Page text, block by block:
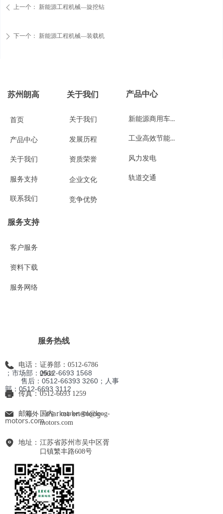
ꄴ 上一个： 新能源工程机械—旋挖钻
ꄲ 下一个： 新能源工程机械—装载机
首页
产品中心
关于我们
服务支持
联系我们
苏州朗高
关于我们
发展历程
资质荣誉
企业文化
竞争优势
关于我们
新能源商用车与工程机械
工业高效节能与自动化控制
风力发电
轨道交通
产品中心
客户服务
资料下载
服务网络
服务支持
电话： 证券部：0512-6786
2968
传真：0512-6693 1259
邮箱： 国内：market-cn@leog-
motors.com
地址： 江苏省苏州市吴中区胥
口镇繁丰路608号
服务热线
海外：market-en@leog-
motors.com
；市场部：0512-6693 1568
售后：0512-66393 3260；人事
部：0512-6693 3112